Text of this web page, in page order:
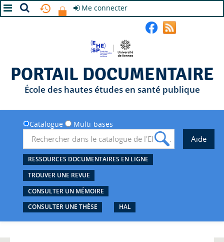
Me connecter
PORTAIL DOCUMENTAIRE
École des hautes études en santé publique
Catalogue Multi-bases
RESSOURCES DOCUMENTAIRES EN LIGNE
TROUVER UNE REVUE
CONSULTER UN MÉMOIRE
CONSULTER UNE THÈSE
HAL